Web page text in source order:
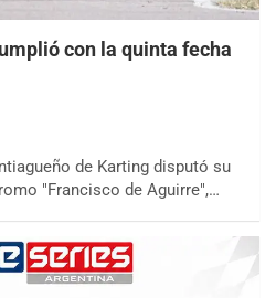
con la quinta fecha
de Karting disputó su
"Francisco de Aguirre",…